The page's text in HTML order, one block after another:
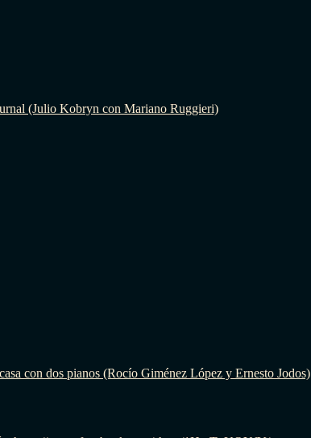
(Julio Kobryn con Mariano Ruggieri)
con dos pianos (Rocío Giménez López y Ernesto Jodos)